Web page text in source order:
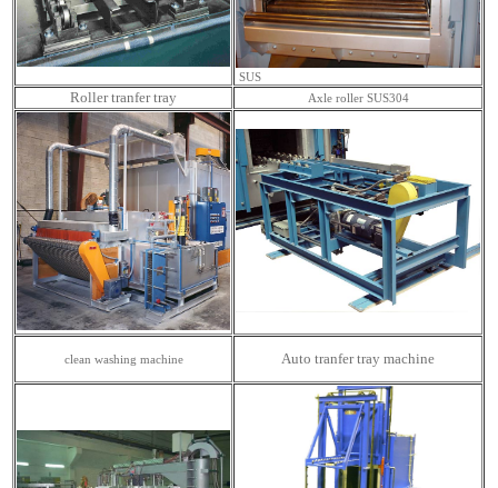
SUS
Roller tranfer tray Axle roller SUS304
clean washing machine Auto tranfer tray machine